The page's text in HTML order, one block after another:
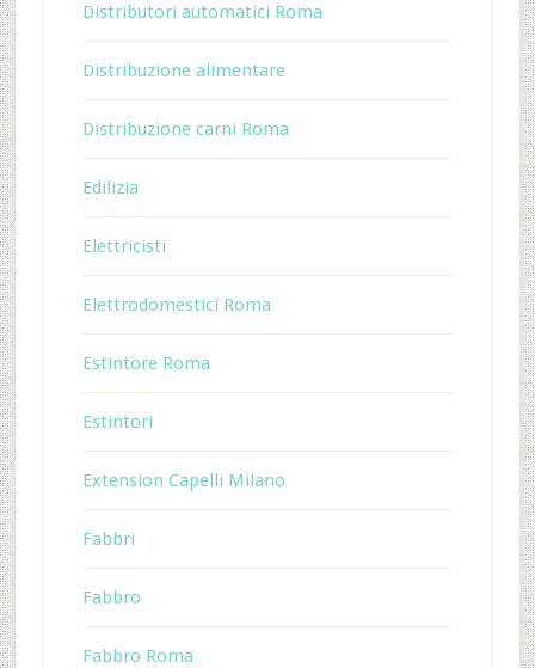
Distributori automatici Roma
Distribuzione alimentare
Distribuzione carni Roma
Edilizia
Elettricisti
Elettrodomestici Roma
Estintore Roma
Estintori
Extension Capelli Milano
Fabbri
Fabbro
Fabbro Roma